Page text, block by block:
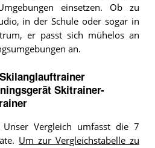
einsetzen. Ob zu
in der Schule oder sogar in
er passt sich mühelos an
an.
Skilanglauftrainer
Skitrainer-
Unser Vergleich umfasst die 7
Um zur Vergleichstabelle zu